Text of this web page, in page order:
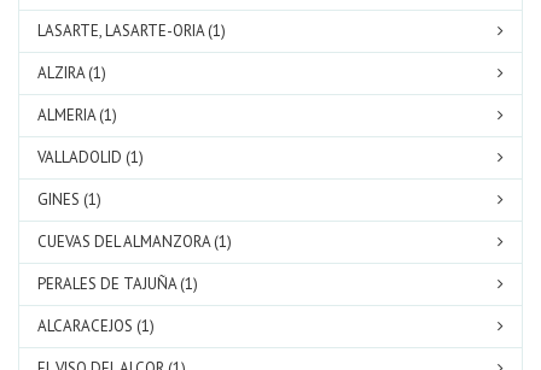
LASARTE, LASARTE-ORIA (1)
ALZIRA (1)
ALMERIA (1)
VALLADOLID (1)
GINES (1)
CUEVAS DEL ALMANZORA (1)
PERALES DE TAJUÑA (1)
ALCARACEJOS (1)